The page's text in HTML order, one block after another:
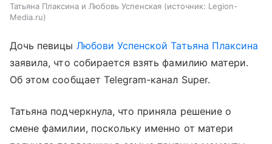
Татьяна Плаксина и Любовь Успенская источник: Legion-
Media.ru
Дочь певицы Любови Успенской Татьяна Плаксина
заявила, что собирается взять фамилию матери.
Об этом сообщает Telegram-канал Super.
Татьяна подчеркнула, что приняла решение о
смене фамилии, поскольку именно от матери